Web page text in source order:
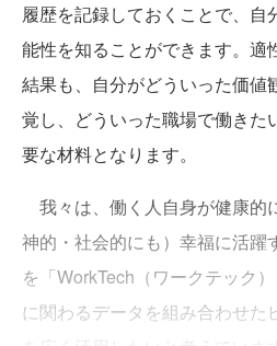
履歴を記録しておくことで、自
能性を知ることができます。適
結果も、自分がどういった価値
覚し、どういった職場で働きた
要な材料となります。
我々は、働く人自身が健康的
神的・社会的にも）幸福に活躍
を「WorkTech（ワークテック
に関わるデータを組み合わせた